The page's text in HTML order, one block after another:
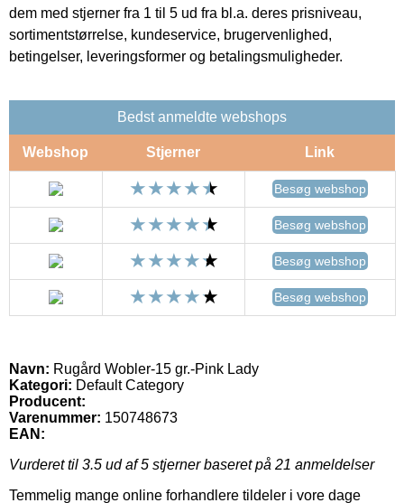
dem med stjerner fra 1 til 5 ud fra bl.a. deres prisniveau,
sortimentstørrelse, kundeservice, brugervenlighed,
betingelser, leveringsformer og betalingsmuligheder.
Bedst anmeldte webshops
Webshop Stjerner Link
Besøg webshop
Besøg webshop
Besøg webshop
Besøg webshop
Navn: Rugård Wobler-15 gr.-Pink Lady
Kategori: Default Category
Producent:
Varenummer: 150748673
EAN:
Vurderet til 3.5 ud af 5 stjerner baseret på 21 anmeldelser
Temmelig mange online forhandlere tildeler i vore dage